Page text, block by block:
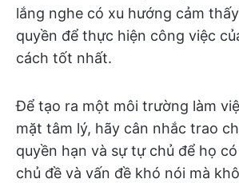
lắng nghe có xu hướng cảm
quyền để thực hiện công việc
cách tốt nhất.
Để tạo ra một môi trường làm
mặt tâm lý, hãy cân nhắc trao
quyền hạn và sự tự chủ để họ
chủ đề và vấn đề khó nói mà